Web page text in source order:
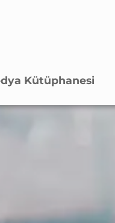
Kütüphanesi